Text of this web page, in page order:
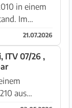
in einem
Im
in den
neue
Die
21.07.2026
ITV 07/26 ,
aus
ehrliches